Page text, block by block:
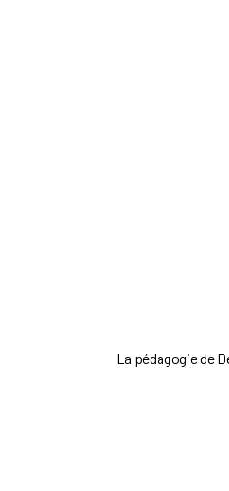
La pédagogie de